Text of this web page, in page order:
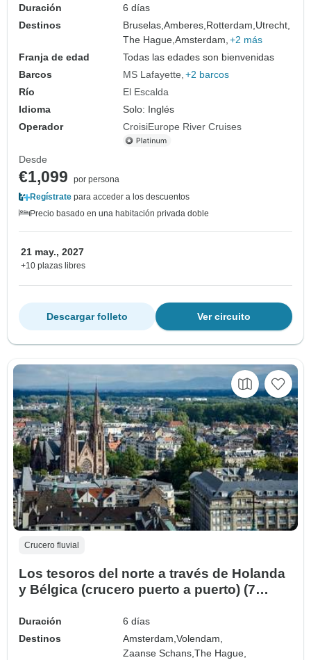
Duración
6 días
Destinos
Bruselas,Amberes, Rotterdam, Utrecht,
The Hague,Amsterdam, +2 más
Franja de edad
Todas las edades son bienvenidas
Barcos
MS Lafayette +2 barcos
Río
El Escalda
Idioma
Solo: Inglés
Operador
CroisiEurope River Cruises
Desde
€1,099
por persona
Regístrate para acceder a los descuentos
Precio basado en una habitación privada doble
21 may., 2027
+10 plazas libres
Ver circuito
Descargar folleto
Crucero fluvial
Los tesoros del norte a través de Holanda
y Bélgica (crucero puerto a puerto) (7
Duración
6 días
Destinos
Amsterdam,Volendam,
Zaanse Schans,The Hague,